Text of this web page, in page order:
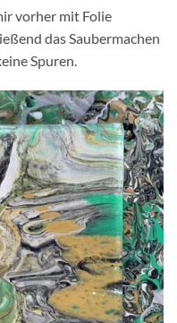
vorher mit Folie
das Saubermachen
Spuren.